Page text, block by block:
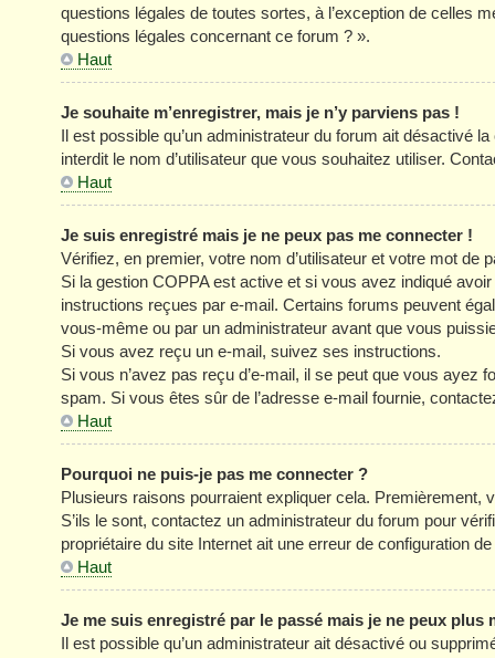
questions légales de toutes sortes, à l’exception de celles
questions légales concernant ce forum ? ».
Haut
Je souhaite m’enregistrer, mais je n’y parviens pas !
Il est possible qu’un administrateur du forum ait désactivé
interdit le nom d’utilisateur que vous souhaitez utiliser.
Haut
Je suis enregistré mais je ne peux pas me connecter !
Vérifiez, en premier, votre nom d’utilisateur et votre mot de
Si la gestion COPPA est active et si vous avez indiqué
instructions reçues par e-mail. Certains forums peuvent
vous-même ou par un administrateur avant que vous
Si vous avez reçu un e-mail, suivez ses instructions.
Si vous n’avez pas reçu d’e-mail, il se peut que vous ayez
spam. Si vous êtes sûr de l’adresse e-mail fournie,
Haut
Pourquoi ne puis-je pas me connecter ?
Plusieurs raisons pourraient expliquer cela. Premièrement,
S’ils le sont, contactez un administrateur du forum pour
propriétaire du site Internet ait une erreur de configuration
Haut
Je me suis enregistré par le passé mais je ne peux plus
Il est possible qu’un administrateur ait désactivé ou